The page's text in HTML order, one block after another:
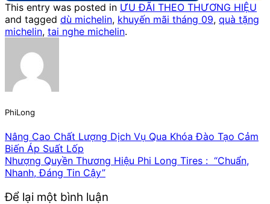
This entry was posted in ƯU ĐÃI THEO THƯƠNG HIỆU
and tagged dù michelin, khuyến mãi tháng 09, quà tặng
michelin, tai nghe michelin.
PhiLong
Nâng Cao Chất Lượng Dịch Vụ Qua Khóa Đào Tạo Cảm
Biến Áp Suất Lốp
Nhượng Quyền Thương Hiệu Phi Long Tires : “Chuẩn,
Nhanh, Đáng Tin Cậy”
Để lại một bình luận